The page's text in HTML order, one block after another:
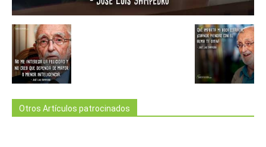
Otros Artículos patrocinados